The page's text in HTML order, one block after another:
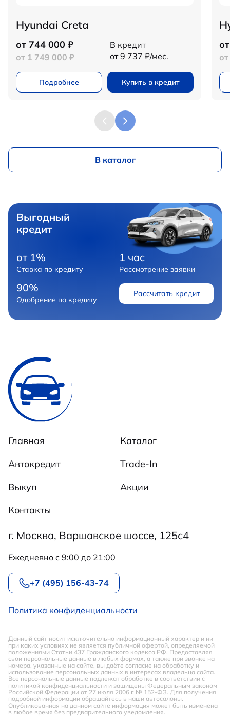
Hyundai Creta
от 744 000 ₽
от 1 749 000 ₽
В кредит
от 9 737 ₽/мес.
Подробнее Купить в кредит
В каталог
Выгодный
кредит
от 1%
Ставка по кредиту
1 час
Рассмотрение заявки
90%
Одобрение по кредиту
Рассчитать кредит
г. Москва, Варшавское шоссе, 125с4
Ежедневно c 9:00 до 21:00
+7 (495) 156-43-74
Главная
Каталог
Автокредит
Trade-In
Выкуп
Акции
Контакты
Политика конфиденциальности
Данный сайт носит исключительно информационный характер и ни
при каких условиях не является публичной офертой, определяемой
положениями Статьи 437 Гражданского кодекса РФ. Предоставляя
свои персональные данные в любых формах, а также при звонке на
номера, указанные на сайте, вы даёте согласие на обработку и
использование персональных данных в интересах владельца сайта.
Все персональные данные подлежат обработке в соответствии с
политикой конфиденциальности и защищены Федеральным законом
Российской Федерации от 27 июля 2006 г. № 152-ФЗ. Для получения
подробной информации обращайтесь в наши автосалоны.
Опубликованная на данном сайте информация может быть изменена
в любое время без предварительного уведомления.